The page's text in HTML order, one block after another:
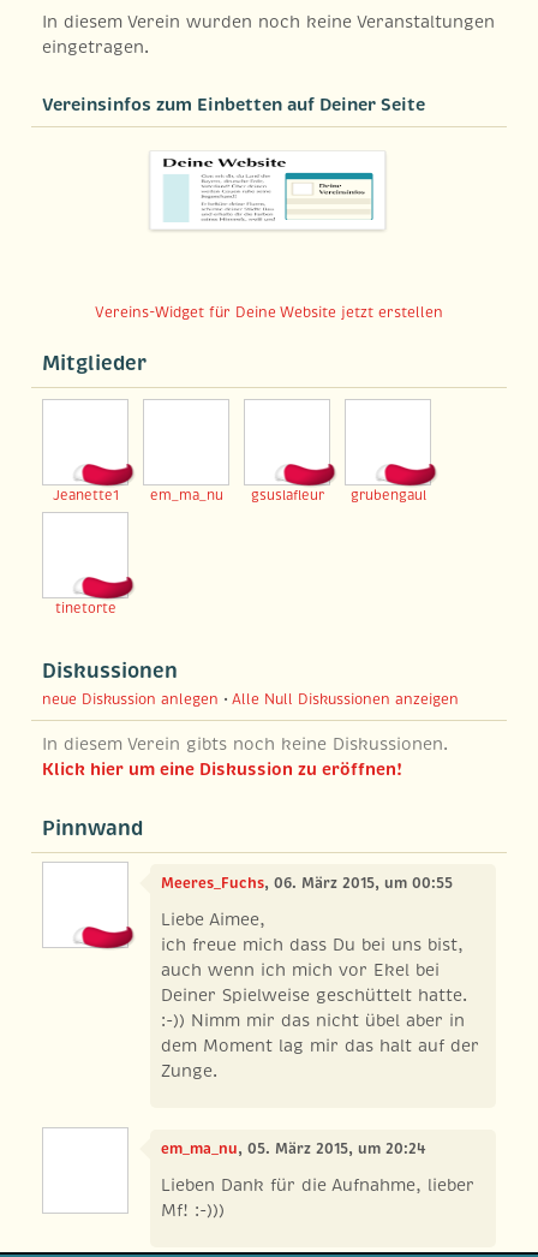
In diesem Verein wurden noch keine Veranstaltungen
eingetragen.
Vereinsinfos zum Einbetten auf Deiner Seite
Vereins-Widget für Deine Website jetzt erstellen
Mitglieder
Jeanette1 em_ma_nu gsuslafleur grubengaul
tinetorte
Diskussionen
neue Diskussion anlegen • Alle Null Diskussionen anzeigen
In diesem Verein gibts noch keine Diskussionen.
Klick hier um eine Diskussion zu eröffnen!
Pinnwand
Meeres_Fuchs, 06. März 2015, um 00:55
Liebe Aimee,
ich freue mich dass Du bei uns bist,
auch wenn ich mich vor Ekel bei
Deiner Spielweise geschüttelt hatte.
:-)) Nimm mir das nicht übel aber in
dem Moment lag mir das halt auf der
Zunge.
em_ma_nu, 05. März 2015, um 20:24
Lieben Dank für die Aufnahme, lieber
Mf! :-)))